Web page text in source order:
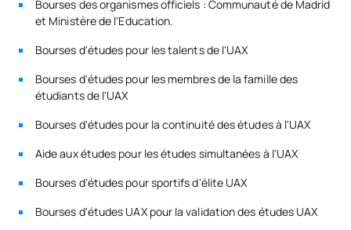
COURS À OPTION
Code Matières Caractère* ECTS
N/A Cours optionnel
Liste des cours optionnels
PREMIÈRE PÉRIODE DE QUATRE MOIS
d'enseignement, de politiques éducatives, de théorie et
d'histoire de l'éducation, de compétences d'enseignement
Bourses des organismes officiels : Communauté de Madrid
et Ministère de l'Education.
Bourses d'études pour les talents de l'UAX
Bourses d'études pour les membres de la famille des
étudiants de l'UAX
Bourses d'études pour la continuité des études à l'UAX
Aide aux études pour les études simultanées à l'UAX
Bourses d'études pour sportifs d'élite UAX
Bourses d'études UAX pour la validation des études UAX